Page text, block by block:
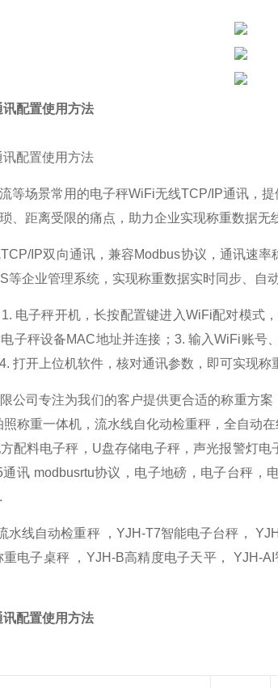
配置使用方法
配置使用方法
等场景常用的电子秤WiFi无线TCP/IP通讯，
、距离受限的痛点，助力企业实现称重数据无
IP双向通讯，兼容Modbus协议，通讯速
等企业管理系统，实现称重数据实时同步、自
电子秤开机，长按配置键进入WiFi配对模式
子秤设备MAC地址并连接；3. 输入WiFi账号
打开上位机软件，核对通讯参数，即可实现称
公司专注为我们的客户提供更合适的称重方
称重一体机，流水线自化动检重秤，全自动
配料电子秤，U盘存储电子秤，声光报警灯
讯 modbusrtu协议，电子地磅，电子台秤
水线自动检重秤 ，YJH-T7智能电子台秤，
电子桌秤 ，YJH-B高精度电子天平， YJH-
配置使用方法